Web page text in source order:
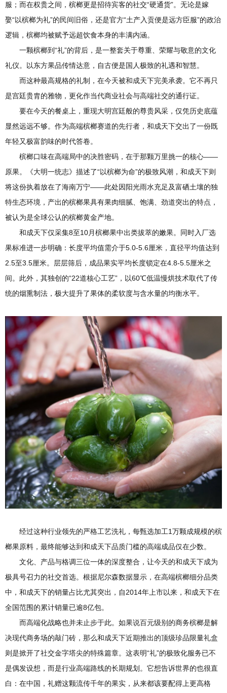
服；而在权贵之间，槟榔更是招待宾客的社交“硬通货”。无论是嫁
娶“以槟榔为礼”的民间旧俗，还是官方“土产入贡便是远方臣服”的政治
逻辑，槟榔均被赋予远超饮食本身的丰满内涵。
一颗槟榔到“礼”的背后，是一整套关于尊重、荣耀与敬意的文化
礼仪。以东方果品传情达意，自古便是国人极致的礼遇和智慧。
而这种最高规格的礼制，在今天被和成天下完美承袭。它不再只
是宫廷贵胄的雅物，更化作当代商业社会与高端社交的通行证。
要在今天的餐桌上，重现大明宫廷般的尊贵风采，仅凭历史底蕴
显然远远不够。作为高端槟榔赛道的先行者，和成天下交出了一份既
年轻又极富韵味的时代答卷。
槟榔口味在高端局中的决胜密码，在于那颗万里挑一的核心——
原果。《大明一统志》描述了“以槟榔为命”的极致风潮，和成天下则
将这份执着放在了海南万宁——此处因阳光雨水充足及富硒土壤的独
特生态环境，产出的槟榔果具有果肉细腻、饱满、劲道突出的特点，
被认为是全球公认的槟榔黄金产地。
和成天下仅采集8至10月槟榔果中出类拔萃的嫩果。同时入厂选
果标准进一步明确：长度平均值需介于5.0-5.6厘米，直径平均值达到
2.5至3.5厘米。层层筛后，成品果实平均长度锁定在4.8-5.5厘米之
间。此外，其独创的“22道核心工艺”，以60℃低温慢烘技术取代了传
统的烟熏制法，极大提升了果体的柔软度与含水量的均衡水平。
经过这种行业领先的严格工艺洗礼，每甄选加工1万颗成规模的槟
榔果原料，最终能够达到和成天下品质门槛的高端成品仅在少数。
文化、产品与格调三位一体的深度整合，让今天的和成天下成为
极具号召力的社交首选。根据尼尔森数据显示，在高端槟榔细分品类
中，和成天下的销量占比尤其突出，自2014年上市以来，和成天下在
全国范围的累计销量已逾8亿包。
而高端化战略也并未止步于此。如果说百元级别的商务槟榔是解
决现代商务场的敲门砖，那么和成天下近期推出的顶级珍品限量礼盒
则是掀开了社交金字塔尖的特殊篇章。这表明“礼”的极致化服务已不
是偶发设想，而是行业高端路线的长期规划。它想告诉世界的也很直
白：在中国，礼赠这颗流传千年的果实，从来都该要配得上更高格